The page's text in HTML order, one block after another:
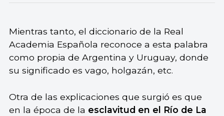
Mientras tanto, el diccionario de la Real
Academia Española reconoce a esta palabra
como propia de Argentina y Uruguay, donde
su significado es vago, holgazán, etc.
Otra de las explicaciones que surgió es que
en la época de la esclavitud en el Río de La